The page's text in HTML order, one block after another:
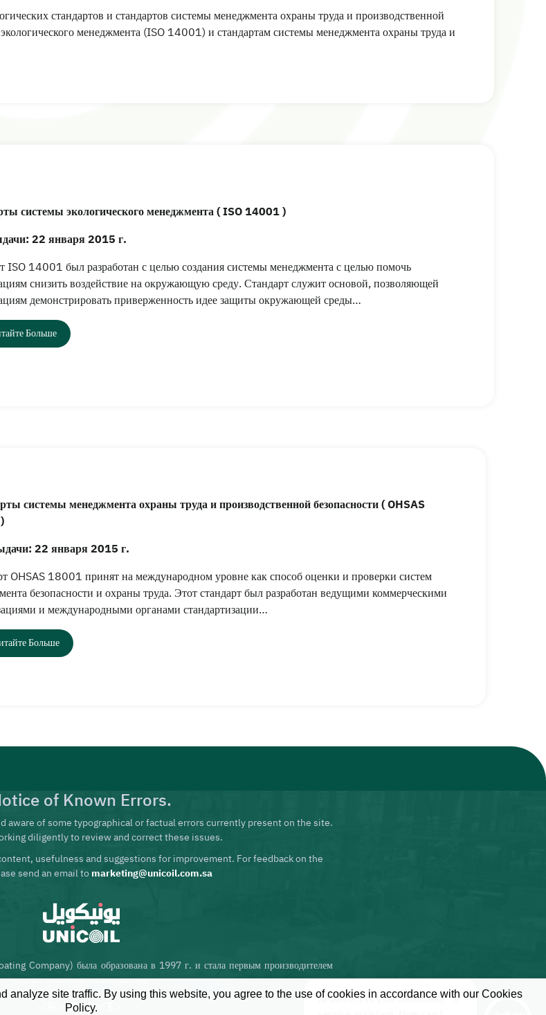
стандартов и стандартов системы менеджмента охраны труда и производственной
менеджмента (ISO 14001) и стандартам системы менеджмента охраны труда и
системы экологического менеджмента ( ISO 14001 )
22 января 2015 г.
ISO 14001 был разработан с целью создания системы менеджмента с целью помочь
снизить воздействие на окружающую среду. Стандарт служит основой, позволяющей
демонстрировать приверженность идее защиты окружающей среды…
Больше
системы менеджмента охраны труда и производственной безопасности ( OHSAS
22 января 2015 г.
OHSAS 18001 принят на международном уровне как способ оценки и проверки систем
безопасности и охраны труда. Этот стандарт был разработан ведущими коммерческими
и международными органами стандартизации…
Больше
of Known Errors.
aware of some typographical or factual errors currently present on the site.
diligently to review and correct these issues.
usefulness and suggestions for improvement. For feedback on the
send an email tomarketing@unicoil.com.sa
Company) была образована в 1997 г. и стала первым производителем
стали с полимерным покрытием
site traffic. By using this website, you agree to the use of cookies in accordance with our Cookies
Policy.